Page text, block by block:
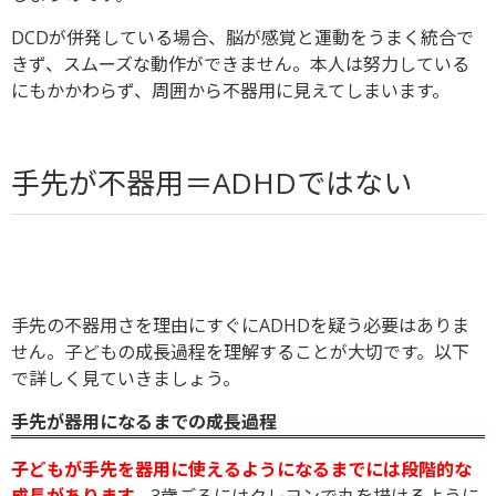
DCDが併発している場合、脳が感覚と運動をうまく統合で
きず、スムーズな動作ができません。本人は努力している
にもかかわらず、周囲から不器用に見えてしまいます。
手先が不器用＝ADHDではない
手先の不器用さを理由にすぐにADHDを疑う必要はありま
せん。子どもの成長過程を理解することが大切です。以下
で詳しく見ていきましょう。
手先が器用になるまでの成長過程
子どもが手先を器用に使えるようになるまでには段階的な